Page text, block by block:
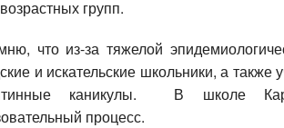
групп.
что из-за тяжелой
и искательские школьники, а
каникулы. В школе
процесс.